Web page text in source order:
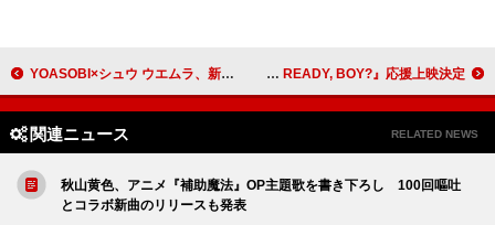
YOASOBI×シュウ ウエムラ、新ムービー＆ビジュアル公開 ヤングブラッド、映画『YUNGBLUD. ARE YOU READY, BOY?』応援上映決定
関連ニュース RELATED NEWS
秋山黄色、アニメ『補助魔法』OP主題歌を書き下ろし 100回嘔吐
とコラボ新曲のリリースも発表